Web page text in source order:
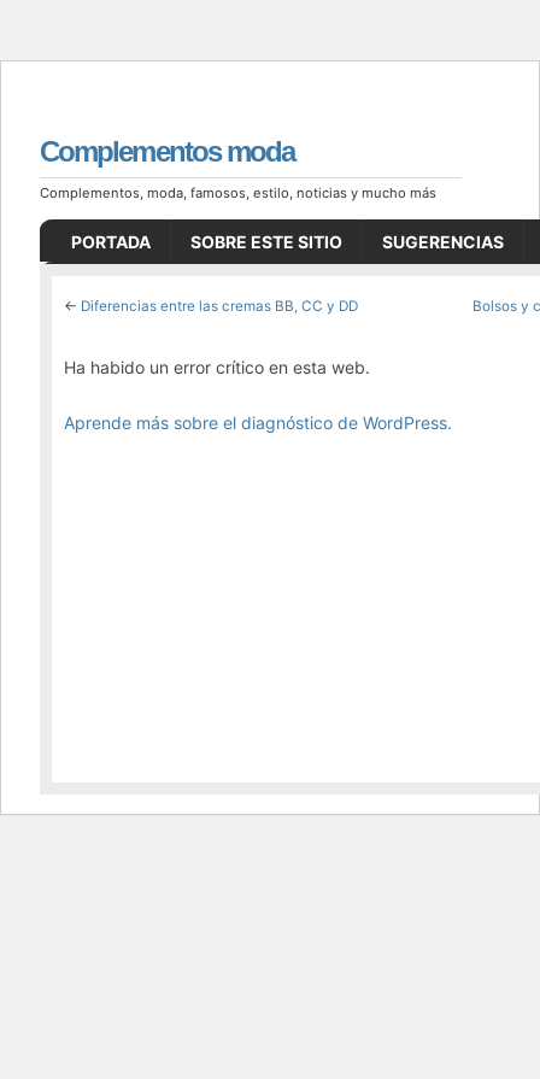
Complementos moda
Complementos, moda, famosos, estilo, noticias y mucho más
PORTADA SOBRE ESTE SITIO SUGERENCIAS
← Diferencias entre las cremas BB, CC y DD Bolsos y
Ha habido un error crítico en esta web.
Aprende más sobre el diagnóstico de WordPress.